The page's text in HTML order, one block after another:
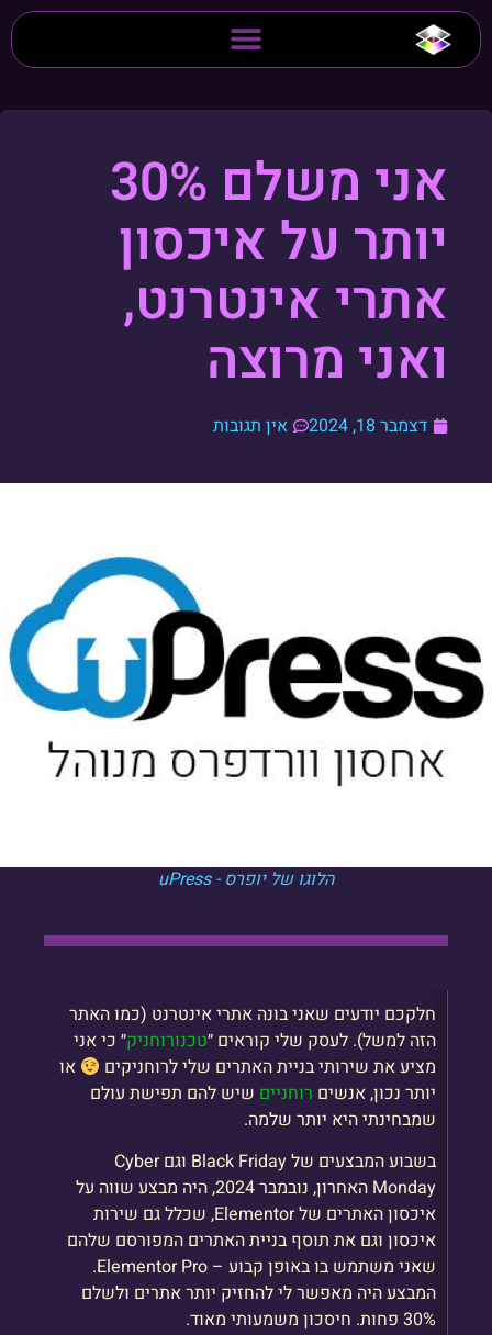
אני משלם 30%
יותר על איכסון
אתרי אינטרנט,
ואני מרוצה
דצמבר 18, 2024 אין תגובות
הלוגו של יופרס - uPress
חלקכם יודעים שאני בונה אתרי אינטרנט (כמו האתר
הזה למשל). לעסק שלי קוראים ״טכנורוחניק״ כי אני
מציע את שירותי בניית האתרים שלי לרוחניקים
או
יותר נכון, אנשים רוחניים שיש להם תפישת עולם
שמבחינתי היא יותר שלמה.
בשבוע המבצעים של Black Friday וגם Cyber
Monday האחרון, נובמבר 2024, היה מבצע שווה על
איכסון האתרים של Elementor, שכלל גם שירות
איכסון וגם את תוסף בניית האתרים המפורסם שלהם
שאני משתמש בו באופן קבוע – Elementor Pro.
המבצע היה מאפשר לי להחזיק יותר אתרים ולשלם
30% פחות. חיסכון משמעותי מאוד.